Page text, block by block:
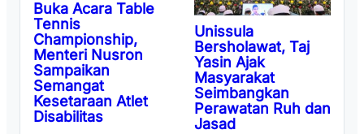
Buka Acara Table
Tennis
Championship,
Menteri Nusron
Sampaikan
Semangat
Kesetaraan Atlet
Disabilitas
Unissula
Bersholawat, Taj
Yasin Ajak
Masyarakat
Seimbangkan
Perawatan Ruh dan
Jasad